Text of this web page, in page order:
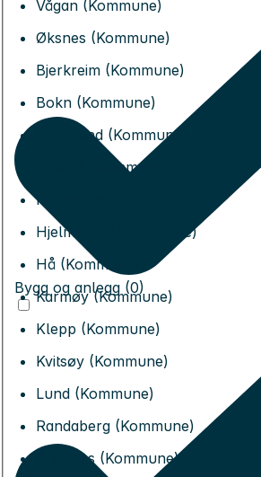
Vågan (Kommune)
Øksnes (Kommune)
Bjerkreim (Kommune)
Bokn (Kommune)
Eigersund (Kommune)
Gjesdal (Kommune)
Haugesund (Kommune)
Hjelmeland (Kommune)
Hå (Kommune)
Karmøy (Kommune)
Klepp (Kommune)
Kvitsøy (Kommune)
Lund (Kommune)
Randaberg (Kommune)
Sandnes (Kommune)
Bygg og anlegg (0)